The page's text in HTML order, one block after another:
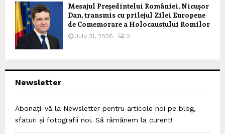
Mesajul Președintelui României, Nicușor
Dan, transmis cu prilejul Zilei Europene
de Comemorare a Holocaustului Romilor
July 31, 2026 0
Newsletter
Abonați-vă la Newsletter pentru articole noi pe blog,
sfaturi și fotografii noi. Să rămânem la curent!